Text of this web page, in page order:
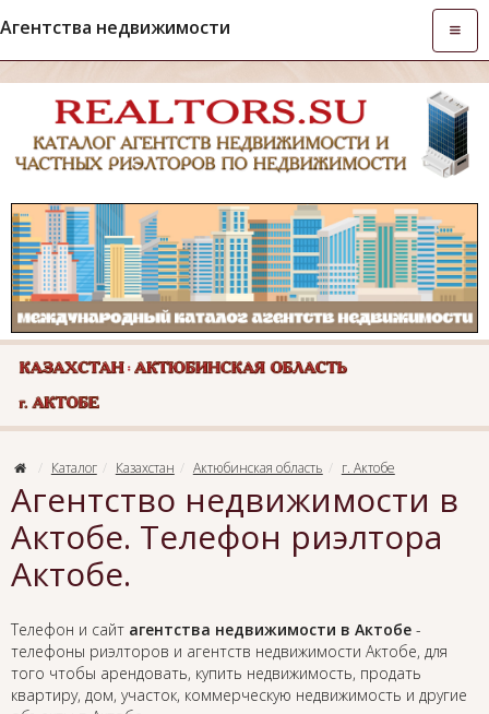
Агентства недвижимости
Каталог Казахстан Актюбинская область г. Актобе
Агентство недвижимости в
Актобе. Телефон риэлтора
Актобе.
Телефон и сайт агентства недвижимости в Актобе -
телефоны риэлторов и агентств недвижимости Актобе, для
того чтобы арендовать, купить недвижимость, продать
квартиру, дом, участок, коммерческую недвижимость и другие